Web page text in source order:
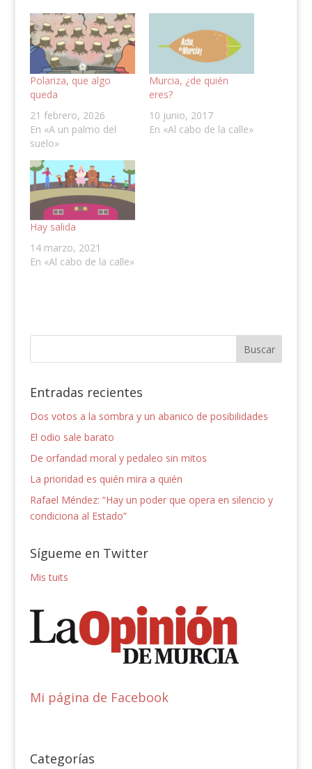
Polariza, que algo
queda
21 febrero, 2026
En «A un palmo del
suelo»
Murcia, ¿de quién
eres?
10 junio, 2017
En «Al cabo de la calle»
Hay salida
14 marzo, 2021
En «Al cabo de la calle»
Entradas recientes
Dos votos a la sombra y un abanico de posibilidades
El odio sale barato
De orfandad moral y pedaleo sin mitos
La prioridad es quién mira a quién
Rafael Méndez: “Hay un poder que opera en silencio y
condiciona al Estado”
Sígueme en Twitter
Mis tuits
Mi página de Facebook
Categorías